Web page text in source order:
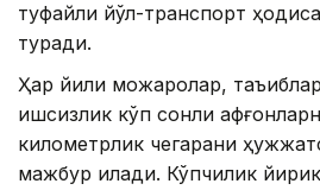
туфайли йўл-транспорт
туради.
Ҳар йили можаролар,
ишсизлик кўп сонли
километрлик чегарани
мажбур қилади. Кўпчилик